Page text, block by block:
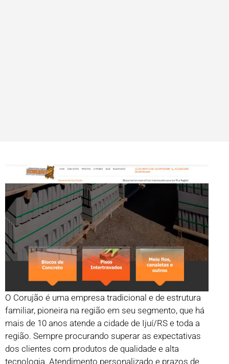
O Corujão é uma empresa tradicional e de estrutura
familiar, pioneira na região em seu segmento, que há
mais de 10 anos atende a cidade de Ijuí/RS e toda a
região. Sempre procurando superar as expectativas
dos clientes com produtos de qualidade e alta
tecnologia. Atendimento personalizado e prazos de